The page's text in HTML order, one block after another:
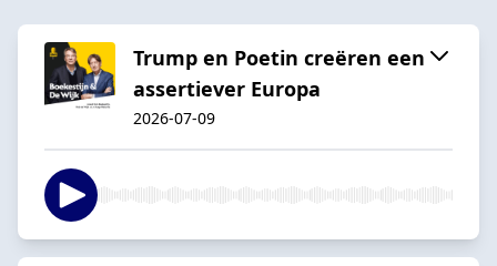
Trump en Poetin creëren een
assertiever Europa
2026-07-09